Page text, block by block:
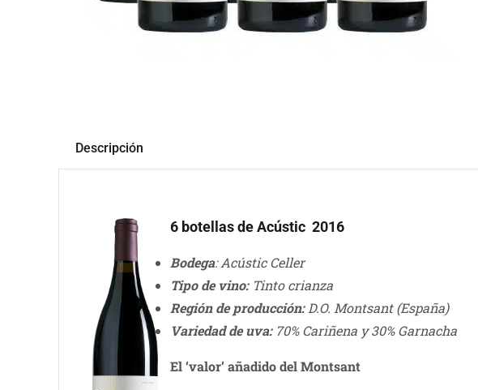
Descripción
6 botellas de Acústic 2016
Bodega: Acústic Celler
Tipo de vino:Tinto crianza
Región de producción:D.O. Montsant (España)
Variedad de uva:70% Cariñena y 30% Garnacha
El ‘valor’ añadido del Montsant